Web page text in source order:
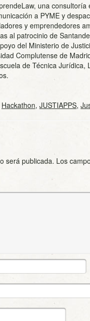
una consultoría
a PYME y
y emprendedores
al patrocinio de
del Ministerio de
Complutense de
de Técnica
Hackathon, JUSTIAPPS,
será publicada. Los